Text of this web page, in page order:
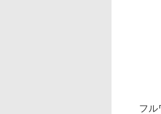
フル